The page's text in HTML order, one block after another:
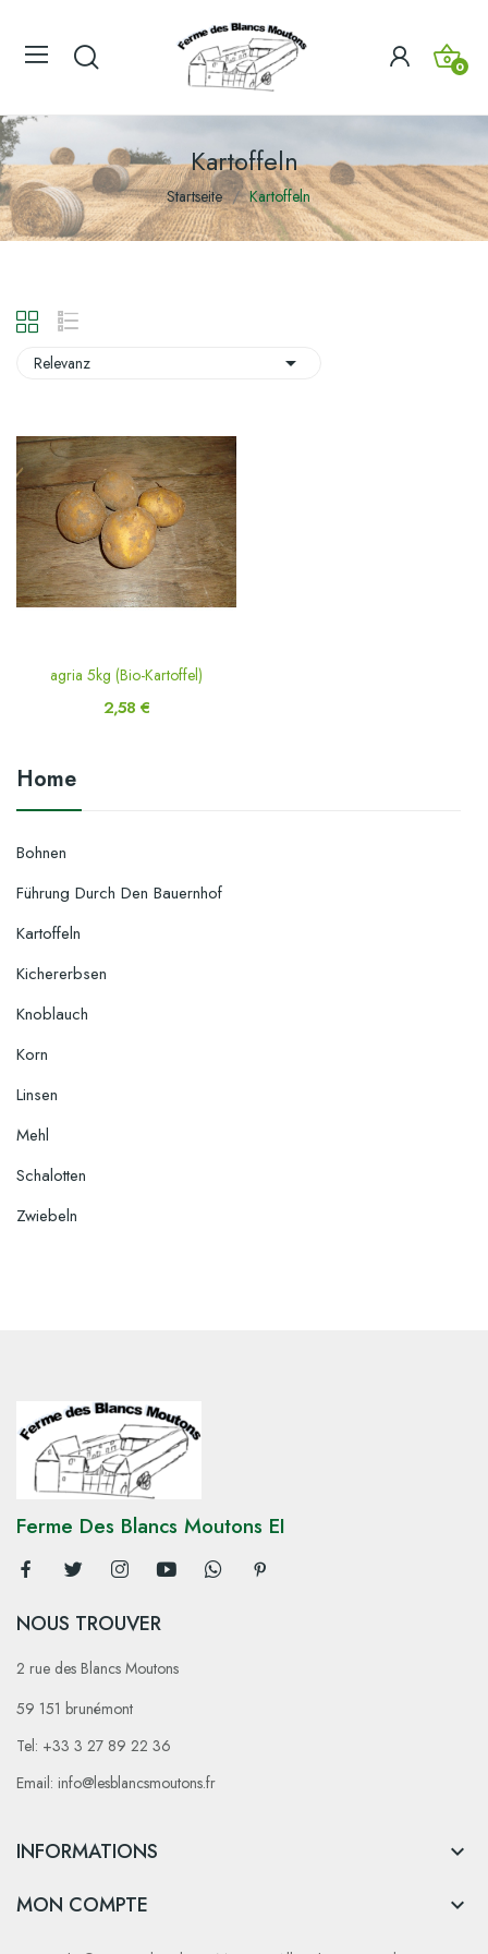
0
Kartoffeln
Startseite Kartoffeln
Home
Bohnen
Führung Durch Den Bauernhof
Kartoffeln
Kichererbsen
Knoblauch
Korn
Linsen
Mehl
Schalotten
Zwiebeln
Relevanz 
agria 5kg (Bio-Kartoffel)
2,58 €
Ferme Des Blancs Moutons EI
NOUS TROUVER
2 rue des Blancs Moutons
59 151 brunémont
Tel: +33 3 27 89 22 36
Email: info@lesblancsmoutons.fr
INFORMATIONS 
MON COMPTE 